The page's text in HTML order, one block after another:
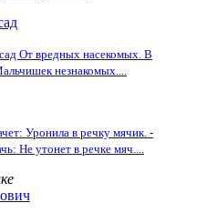
От вредных насекомых. В
незнакомых....
Уронила в речку мячик. -
Не утонет в речке мяч....